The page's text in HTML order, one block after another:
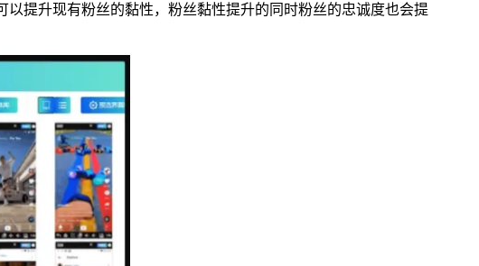
提升现有粉丝的黏性，粉丝黏性提升的同时粉丝的忠诚度也会提